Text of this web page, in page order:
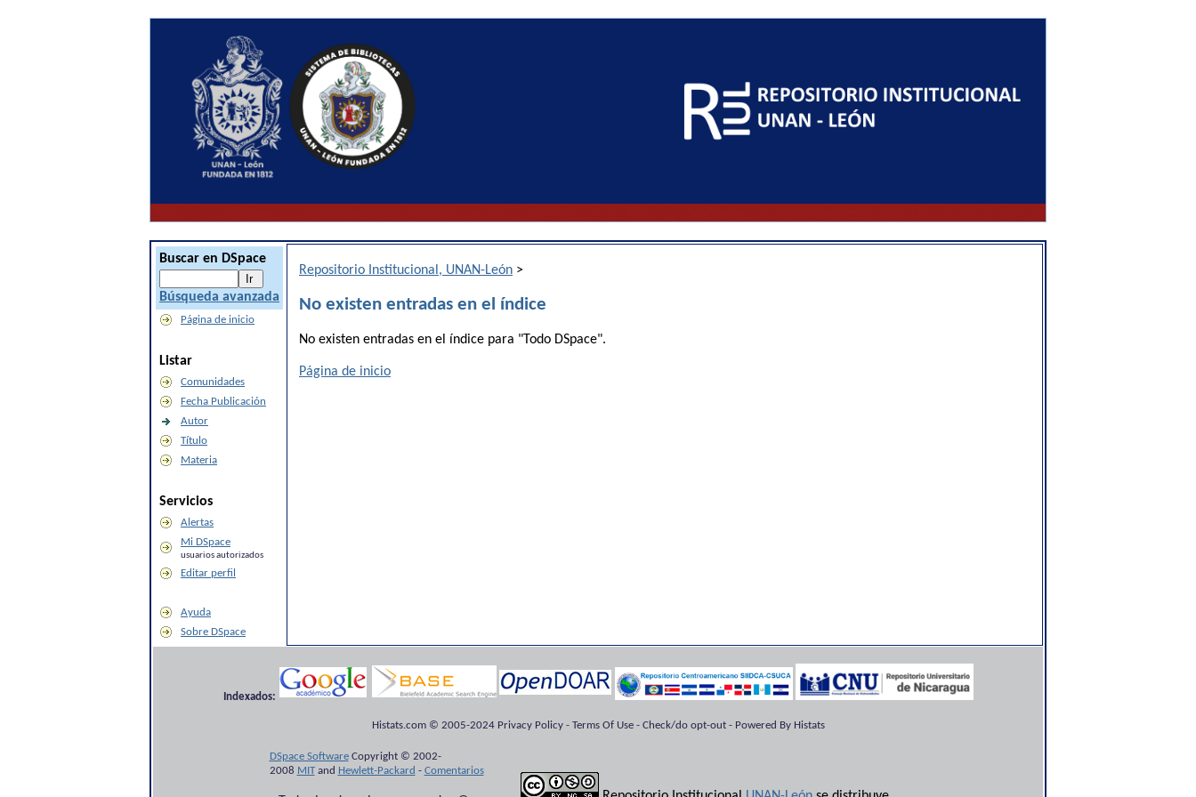
Buscar en DSpace
Búsqueda avanzada
Página de inicio
Listar
Comunidades
Fecha Publicación
Autor
Título
Materia
Servicios
Alertas
Mi DSpace
usuarios autorizados
Editar perfil
Ayuda
Sobre DSpace
Repositorio Institucional, UNAN-León >
No existen entradas en el índice
No existen entradas en el índice para "Todo DSpace".
Página de inicio
Indexados:
Histats.com © 2005-2024 Privacy Policy - Terms Of Use - Check/do opt-out - Powered By Histats
DSpace SoftwareCopyright © 2002-
2008 MITand Hewlett-Packard - Comentarios